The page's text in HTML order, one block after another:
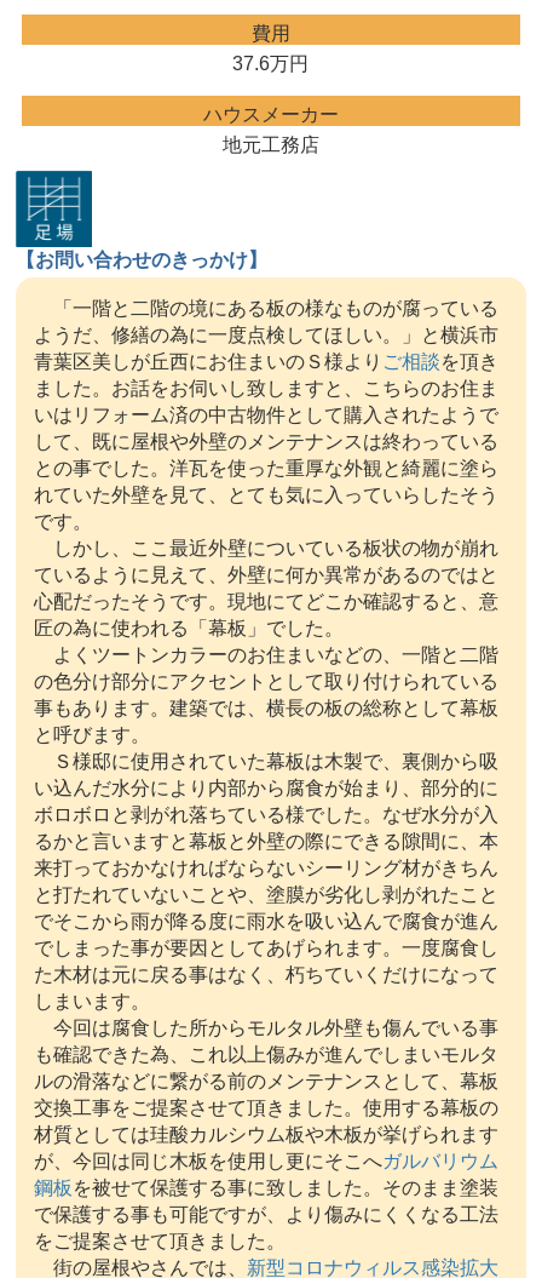
費用
37.6万円
ハウスメーカー
地元工務店
【お問い合わせのきっかけ】
「一階と二階の境にある板の様なものが腐っている
ようだ、修繕の為に一度点検してほしい。」と横浜市
青葉区美しが丘西にお住まいのＳ様より ご相談を頂き
ました。お話をお伺いし致しますと、こちらのお住ま
いはリフォーム済の中古物件として購入されたようで
して、既に屋根や外壁のメンテナンスは終わっている
との事でした。洋瓦を使った重厚な外観と綺麗に塗ら
れていた外壁を見て、とても気に入っていらしたそう
です。
しかし、ここ最近外壁についている板状の物が崩れ
ているように見えて、外壁に何か異常があるのではと
心配だったそうです。現地にてどこか確認すると、意
匠の為に使われる「幕板」でした。
よくツートンカラーのお住まいなどの、一階と二階
の色分け部分にアクセントとして取り付けられている
事もあります。建築では、横長の板の総称として幕板
と呼びます。
Ｓ様邸に使用されていた幕板は木製で、裏側から吸
い込んだ水分により内部から腐食が始まり、部分的に
ボロボロと剥がれ落ちている様でした。なぜ水分が入
るかと言いますと幕板と外壁の際にできる隙間に、本
来打っておかなければならないシーリング材がきちん
と打たれていないことや、塗膜が劣化し剥がれたこと
でそこから雨が降る度に雨水を吸い込んで腐食が進ん
でしまった事が要因としてあげられます。一度腐食し
た木材は元に戻る事はなく、朽ちていくだけになって
しまいます。
今回は腐食した所からモルタル外壁も傷んでいる事
も確認できた為、これ以上傷みが進んでしまいモルタ
ルの滑落などに繋がる前のメンテナンスとして、幕板
交換工事をご提案させて頂きました。使用する幕板の
材質としては珪酸カルシウム板や木板が挙げられます
が、今回は同じ木板を使用し更にそこへガルバリウム
鋼板 を被せて保護する事に致しました。そのまま塗装
で保護する事も可能ですが、より傷みにくくなる工法
をご提案させて頂きました。
街の屋根やさんでは、 新型コロナウィルス感染拡大